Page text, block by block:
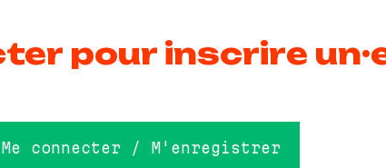
pour inscrire
Me connecter / M'enregistrer